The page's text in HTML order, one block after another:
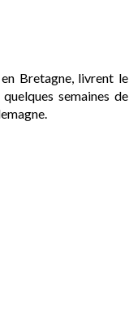
Bretagne, livrent le
semaines de